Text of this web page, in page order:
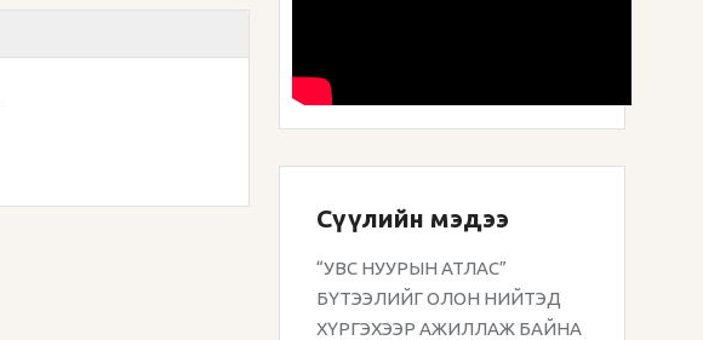
Сүүлийн мэдээ
“УВС НУУРЫН АТЛАС”
БҮТЭЭЛИЙГ ОЛОН НИЙТЭД
ХҮРГЭХЭЭР АЖИЛЛАЖ БАЙНА